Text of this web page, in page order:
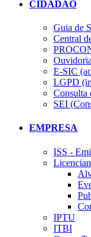
CIDADÃO
Guia de
Central
Ouvidoria
E-SIC
LGPD
Consulta
SEI
EMPRESA
ISS -
IPTU
ITBI